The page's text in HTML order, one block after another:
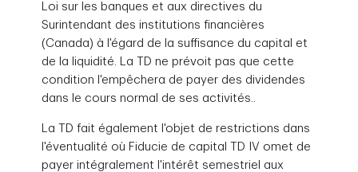
Loi sur les banques et aux directives du
Surintendant des institutions financières
(Canada) à l'égard de la suffisance du capital et
de la liquidité. La TD ne prévoit pas que cette
condition l'empêchera de payer des dividendes
dans le cours normal de ses activités..
La TD fait également l'objet de restrictions dans
l'éventualité où Fiducie de capital TD IV omet de
payer intégralement l'intérêt semestriel aux